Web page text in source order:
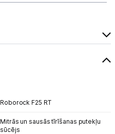
Roborock F25 RT
Mitrās un sausās tīrīšanas putekļu
sūcējs